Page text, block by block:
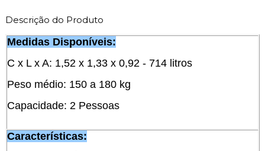
Descrição do Produto
Medidas Disponíveis:
C x L x A: 1,52 x 1,33 x 0,92 - 714 litros
Peso médio: 150 a 180 kg
Capacidade: 2 Pessoas
Características: